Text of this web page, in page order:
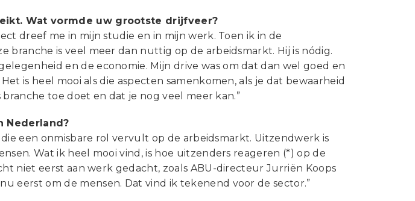
Wat vormde uw grootste drijfveer?
dreef me in mijn studie en in mijn werk. Toen ik in de
branche is veel meer dan nuttig op de arbeidsmarkt. Hij is nódig.
en de economie. Mijn drive was om dat dan wel goed en
is heel mooi als die aspecten samenkomen, als je dat bewaarheid
toe doet en dat je nog veel meer kan.”
Nederland?
een onmisbare rol vervult op de arbeidsmarkt. Uitzendwerk is
Wat ik heel mooi vind, is hoe uitzenders reageren (*) op de
niet eerst aan werk gedacht, zoals ABU-directeur Jurriën Koops
eerst om de mensen. Dat vind ik tekenend voor de sector.”